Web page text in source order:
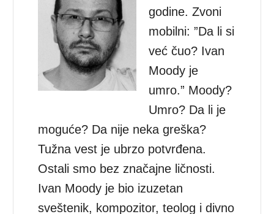
godine. Zvoni
mobilni: ”Da li si
već čuo? Ivan
Moody je
umro.” Moody?
Umro? Da li je
moguće? Da nije neka greška?
Tužna vest je ubrzo potvrđena.
Ostali smo bez značajne ličnosti.
Ivan Moody je bio izuzetan
sveštenik, kompozitor, teolog i divno